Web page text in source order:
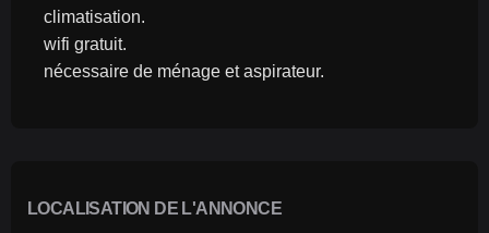
climatisation.
wifi gratuit.
nécessaire de ménage et aspirateur.
LOCALISATION DE L'ANNONCE